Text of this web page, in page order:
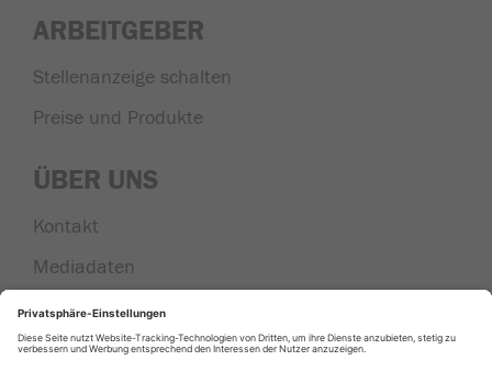
ARBEITGEBER
Stellenanzeige schalten
Preise und Produkte
ÜBER UNS
Kontakt
Mediadaten
Nachrichten aus der Region